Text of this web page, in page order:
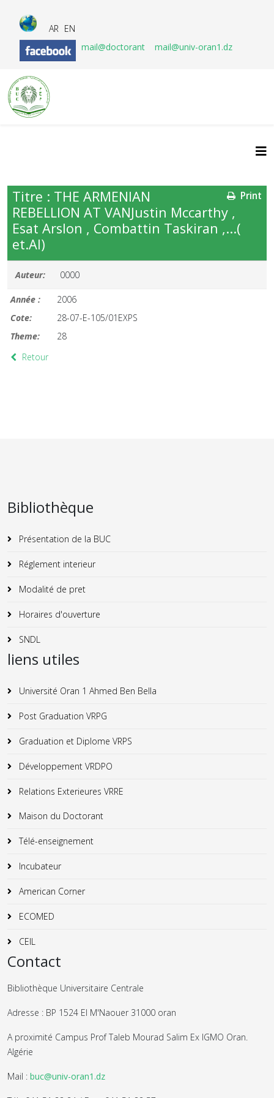
AR EN
mail@doctorant
mail@univ-oran1.dz
Print
Titre : THE ARMENIAN
REBELLION AT VANJustin Mccarthy ,
Esat Arslon , Combattin Taskiran ,...(
et.Al)
Auteur: 0000
Année :
2006
Cote:
28-07-E-105/01EXPS
Theme:
28
Retour
Bibliothèque
Présentation de la BUC
Réglement interieur
Modalité de pret
Horaires d'ouverture
SNDL
liens utiles
Université Oran 1 Ahmed Ben Bella
Post Graduation VRPG
Graduation et Diplome VRPS
Développement VRDPO
Relations Exterieures VRRE
Maison du Doctorant
Télé-enseignement
Incubateur
American Corner
ECOMED
CEIL
Contact
Bibliothèque Universitaire Centrale
Adresse : BP 1524 El M'Naouer 31000 oran
A proximité Campus Prof Taleb Mourad Salim Ex IGMO Oran.
Algérie
Mail : buc@univ-oran1.dz